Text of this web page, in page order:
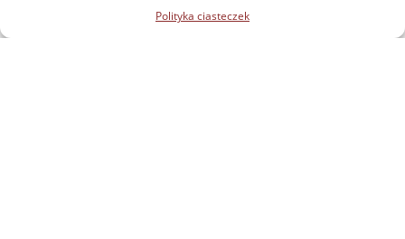
Polityka ciasteczek